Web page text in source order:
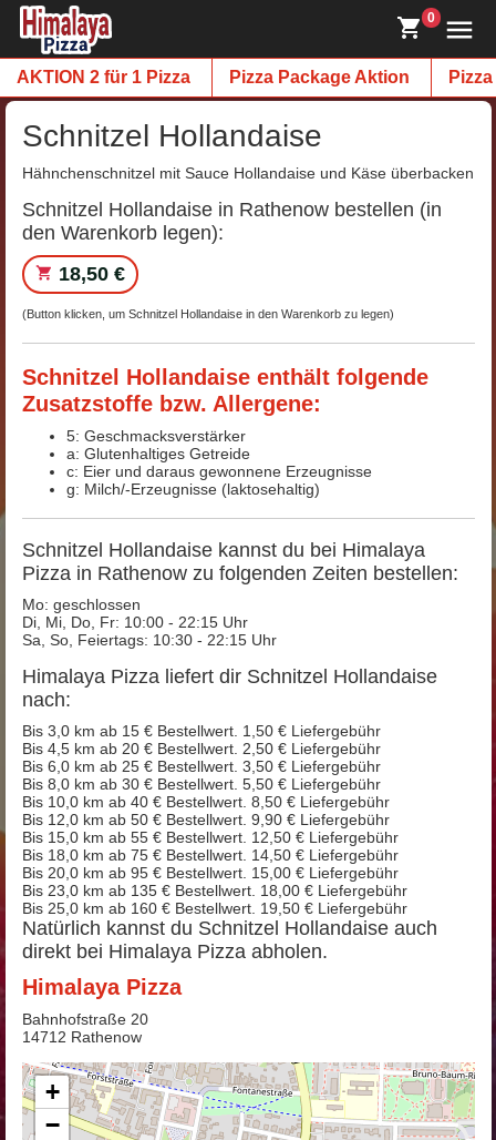
0
AKTION 2 für 1 Pizza Pizza Package Aktion Pizza
Schnitzel Hollandaise
Hähnchenschnitzel mit Sauce Hollandaise und Käse überbacken
Schnitzel Hollandaise in Rathenow bestellen (in
den Warenkorb legen):
18,50 €
(Button klicken, um Schnitzel Hollandaise in den Warenkorb zu legen)
Schnitzel Hollandaise enthält folgende
Zusatzstoffe bzw. Allergene:
5: Geschmacksverstärker
a: Glutenhaltiges Getreide
c: Eier und daraus gewonnene Erzeugnisse
g: Milch/-Erzeugnisse (laktosehaltig)
Schnitzel Hollandaise kannst du bei Himalaya
Pizza in Rathenow zu folgenden Zeiten bestellen:
Mo: geschlossen
Di, Mi, Do, Fr: 10:00 - 22:15 Uhr
Sa, So, Feiertags: 10:30 - 22:15 Uhr
Himalaya Pizza liefert dir Schnitzel Hollandaise
nach:
Bis 3,0 km ab 15 € Bestellwert. 1,50 € Liefergebühr
Bis 4,5 km ab 20 € Bestellwert. 2,50 € Liefergebühr
Bis 6,0 km ab 25 € Bestellwert. 3,50 € Liefergebühr
Bis 8,0 km ab 30 € Bestellwert. 5,50 € Liefergebühr
Bis 10,0 km ab 40 € Bestellwert. 8,50 € Liefergebühr
Bis 12,0 km ab 50 € Bestellwert. 9,90 € Liefergebühr
Bis 15,0 km ab 55 € Bestellwert. 12,50 € Liefergebühr
Bis 18,0 km ab 75 € Bestellwert. 14,50 € Liefergebühr
Bis 20,0 km ab 95 € Bestellwert. 15,00 € Liefergebühr
Bis 23,0 km ab 135 € Bestellwert. 18,00 € Liefergebühr
Bis 25,0 km ab 160 € Bestellwert. 19,50 € Liefergebühr
Natürlich kannst du Schnitzel Hollandaise auch
direkt bei Himalaya Pizza abholen.
Himalaya Pizza
Bahnhofstraße 20
14712 Rathenow
+
−